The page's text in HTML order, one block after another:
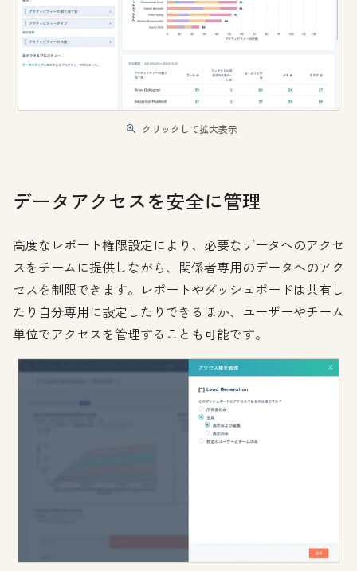
クリックして拡大表示
データアクセスを安全に管理
高度なレポート権限設定により、必要なデータへのアクセ
スをチームに提供しながら、関係者専用のデータへのアク
セスを制限できます。レポートやダッシュボードは共有し
たり自分専用に設定したりできるほか、ユーザーやチーム
単位でアクセスを管理することも可能です。